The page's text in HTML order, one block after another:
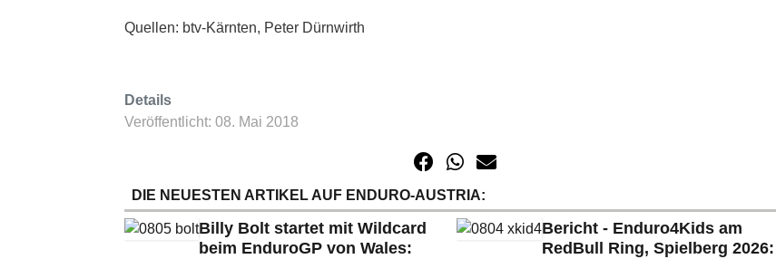
Quellen: btv-Kärnten, Peter Dürnwirth
Details
Veröffentlicht: 08. Mai 2018
DIE NEUESTEN ARTIKEL AUF ENDURO-AUSTRIA:
Billy Bolt startet mit Wildcard
beim EnduroGP von Wales:
Bericht - Enduro4Kids am
RedBull Ring, Spielberg 2026: